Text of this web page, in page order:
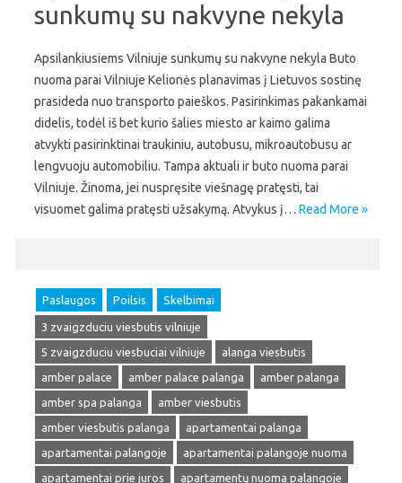
sunkumų su nakvyne nekyla
Apsilankiusiems Vilniuje sunkumų su nakvyne nekyla Buto
nuoma parai Vilniuje Kelionės planavimas į Lietuvos sostinę
prasideda nuo transporto paieškos. Pasirinkimas pakankamai
didelis, todėl iš bet kurio šalies miesto ar kaimo galima
atvykti pasirinktinai traukiniu, autobusu, mikroautobusu ar
lengvuoju automobiliu. Tampa aktuali ir buto nuoma parai
Vilniuje. Žinoma, jei nuspręsite viešnagę pratęsti, tai
visuomet galima pratęsti užsakymą. Atvykus į… Read More »
Paslaugos Poilsis Skelbimai
3 zvaigzduciu viesbutis vilniuje
5 zvaigzduciu viesbuciai vilniuje
alanga viesbutis
amber palace
amber palace palanga
amber palanga
amber spa palanga
amber viesbutis
amber viesbutis palanga
apartamentai palanga
apartamentai palangoje
apartamentai palangoje nuoma
apartamentai prie juros
apartamentų nuoma palangoje